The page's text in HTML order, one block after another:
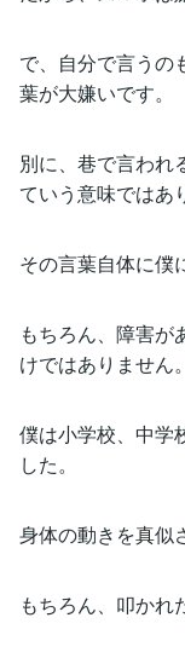
で、自分で言うの
葉が大嫌いです。
別に、巷で言われ
ていう意味ではあ
その言葉自体に僕
もちろん、障害が
けではありません。
僕は小学校、中学
した。
身体の動きを真似
もちろん、叩かれ